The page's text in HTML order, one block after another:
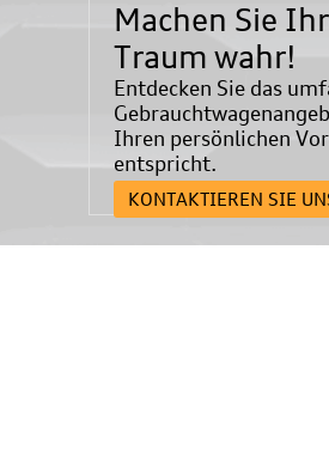
Machen Sie
Traum wahr!
Entdecken Sie das
Ihren persönlichen
entspricht.
KONTAKTIEREN SIE